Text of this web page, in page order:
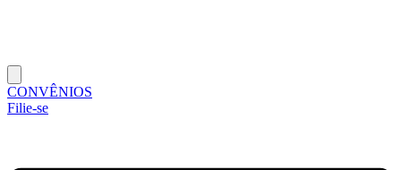
CONVÊNIOS
Filie-se